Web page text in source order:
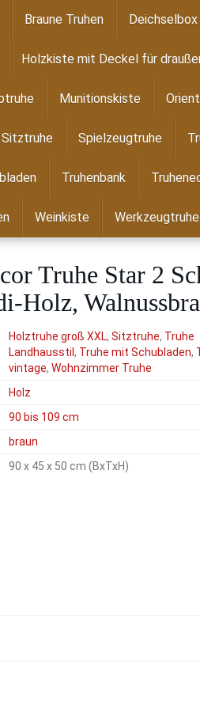
Braune Truhen Deichselbox
Holzkiste mit Deckel für
Munitionskiste
Sitztruhe Spielzeugtruhe
Truhenbank
Weinkiste Werkzeugtruhe
Truhe Star 2
Holz,
Holztruhe groß XXL, Sitztruhe, Truhe
Landhausstil , Truhe mit Schubladen,
vintage, Wohnzimmer Truhe
Holz
90 bis 109 cm
braun
90 x 45 x 50 cm (BxTxH)